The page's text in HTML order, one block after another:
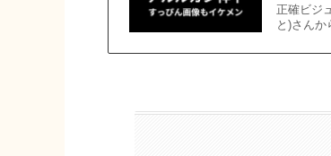
正確ビジ
と)さん